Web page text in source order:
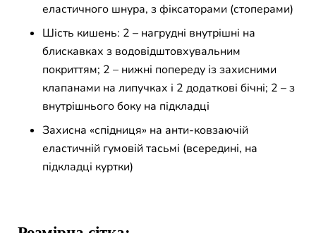
еластичного шнура, з фіксаторами (стоперами)
Шість кишень: 2 – нагрудні внутрішні на
блискавках з водовідштовхувальним
покриттям; 2 – нижні попереду із захисними
клапанами на липучках і 2 додаткові бічні; 2 – з
внутрішнього боку на підкладці
Захисна «спідниця» на анти-ковзаючій
еластичній гумовій тасьмі (всередині, на
підкладці куртки)